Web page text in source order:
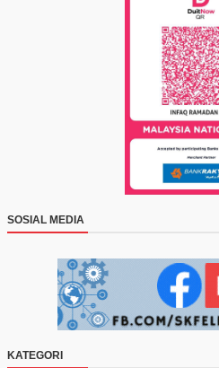
SOSIAL MEDIA
KATEGORI